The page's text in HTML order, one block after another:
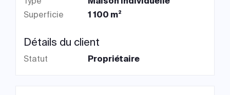
Superficie
1 100 m²
Détails du client
Statut Propriétaire